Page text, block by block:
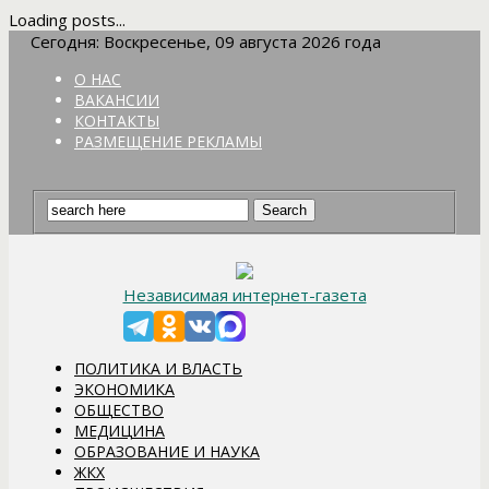
Loading posts...
Сегодня: Воскресенье, 09 августа 2026 года
О НАС
ВАКАНСИИ
КОНТАКТЫ
РАЗМЕЩЕНИЕ РЕКЛАМЫ
Независимая интернет-газета
ПОЛИТИКА И ВЛАСТЬ
ЭКОНОМИКА
ОБЩЕСТВО
МЕДИЦИНА
ОБРАЗОВАНИЕ И НАУКА
ЖКХ